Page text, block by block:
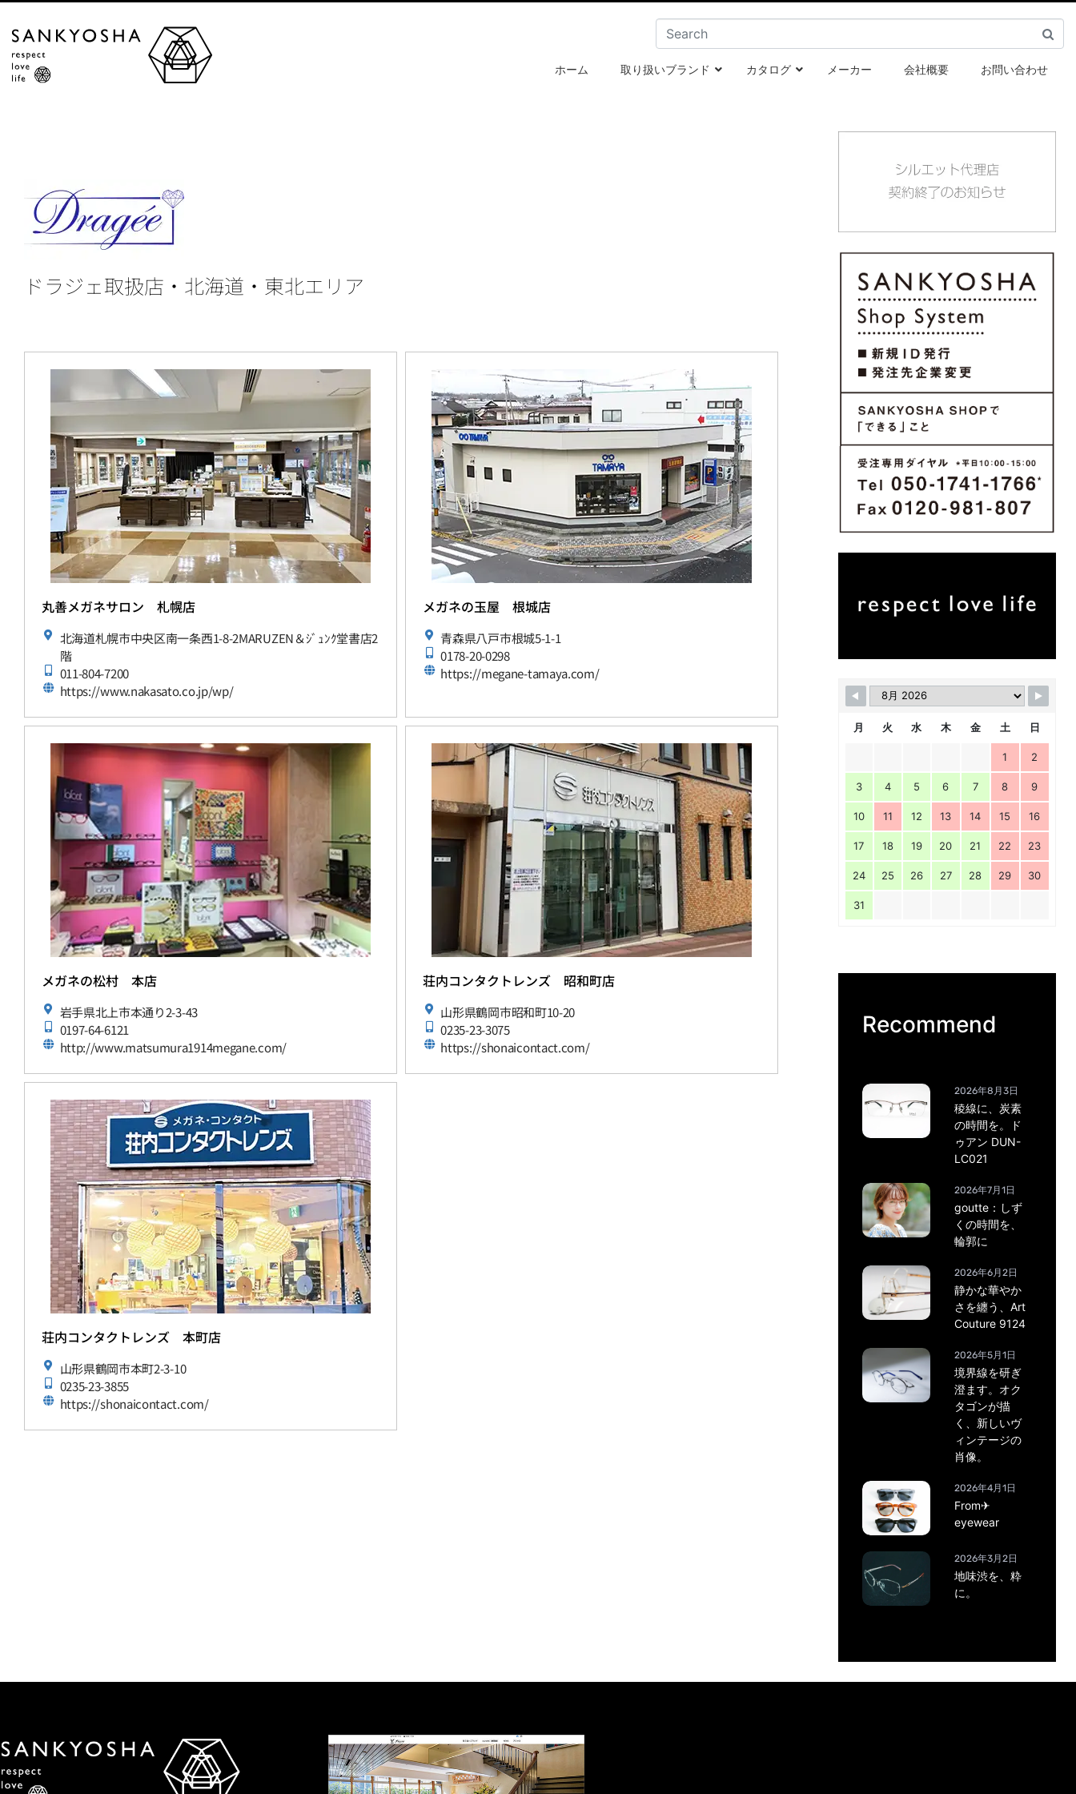
ホーム 取り扱いブランド カタログ メーカー 会社概要 お問い合わせ
ドラジェ取扱店・北海道・東北エリア
丸善メガネサロン 札幌店
北海道札幌市中央区南一条西1-8-2MARUZEN＆ｼﾞｭﾝｸ堂書店2
階
011-804-7200
https://www.nakasato.co.jp/wp/
メガネの玉屋 根城店
青森県八戸市根城5-1-1
0178-20-0298
https://megane-tamaya.com/
メガネの松村 本店
岩手県北上市本通り2-3-43
0197-64-6121
http://www.matsumura1914megane.com/
荘内コンタクトレンズ 昭和町店
山形県鶴岡市昭和町10-20
0235-23-3075
https://shonaicontact.com/
荘内コンタクトレンズ 本町店
山形県鶴岡市本町2-3-10
0235-23-3855
https://shonaicontact.com/
月 火 水 木 金 土 日
1 2
3 4 5 6 7 8 9
10 11 12 13 14 15 16
17 18 19 20 21 22 23
24 25 26 27 28 29 30
31
Recommend
2026年8月3日
稜線に、炭素
の時間を。ド
ゥアン DUN-
LC021
2026年7月1日
goutte：しず
くの時間を、
輪郭に
2026年6月2日
静かな華やか
さを纏う、Art
Couture 9124
2026年5月1日
境界線を研ぎ
澄ます。オク
タゴンが描
く、新しいヴ
ィンテージの
肖像。
2026年4月1日
From✈
eyewear
2026年3月2日
地味渋を、粋
に。